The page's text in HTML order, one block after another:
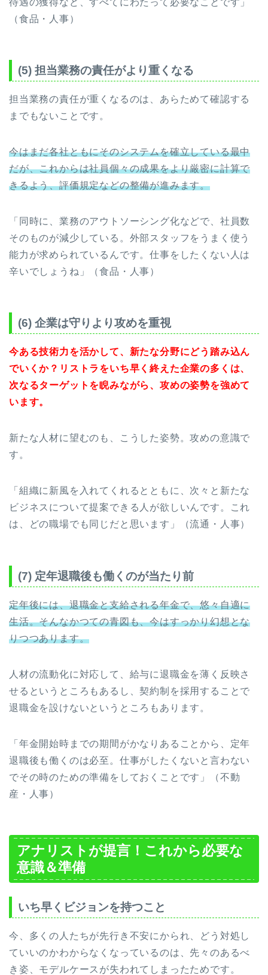
（食品・人事）
(5) 担当業務の責任がより重くなる
担当業務の責任が重くなるのは、あらためて確認する
までもないことです。
今はまだ各社ともにそのシステムを確立している最中
だが、これからは社員個々の成果をより厳密に計算で
きるよう、評価規定などの整備が進みます。
「同時に、業務のアウトソーシング化などで、社員数
そのものが減少している。外部スタッフをうまく使う
能力が求められているんです。仕事をしたくない人は
辛いでしょうね」（食品・人事）
(6) 企業は守りより攻めを重視
今ある技術力を活かして、新たな分野にどう踏み込ん
でいくか？リストラをいち早く終えた企業の多くは、
次なるターゲットを睨みながら、攻めの姿勢を強めて
います。
新たな人材に望むのも、こうした姿勢。攻めの意識で
す。
「組織に新風を入れてくれるとともに、次々と新たな
ビジネスについて提案できる人が欲しいんです。これ
は、どの職場でも同じだと思います」（流通・人事）
(7) 定年退職後も働くのが当たり前
定年後には、退職金と支給される年金で、悠々自適に
生活。そんなかつての青図も、今はすっかり幻想とな
りつつあります。
人材の流動化に対応して、給与に退職金を薄く反映さ
せるというところもあるし、契約制を採用することで
退職金を設けないというところもあります。
「年金開始時までの期間がかなりあることから、定年
退職後も働くのは必至。仕事がしたくないと言わない
でその時のための準備をしておくことです」（不動
産・人事）
アナリストが提言！これから必要な
意識＆準備
いち早くビジョンを持つこと
今、多くの人たちが先行き不安にかられ、どう対処し
ていいのかわからなくなっているのは、先々のあるべ
き姿、モデルケースが失われてしまったためです。